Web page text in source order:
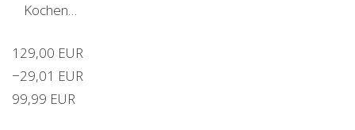
Kochen…
129,00 EUR
−29,01 EUR
99,99 EUR